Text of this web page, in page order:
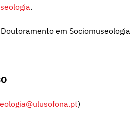
.
em Sociomuseologia
)